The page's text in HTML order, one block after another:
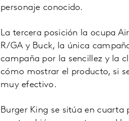
personaje conocido.
La tercera posición la ocupa
R/GA y Buck, la única
campaña por la sencillez y la
cómo mostrar el producto, si
muy efectivo.
Burger King se sitúa en cuarta